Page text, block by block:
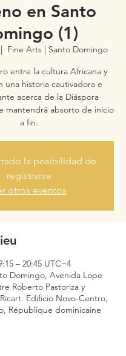
en Santo
(1)
Fine Arts | Santo Domingo
entre la cultura Africana y
una historia cautivadora e
acerca de la Diáspora
mantendrá absorto de inicio
a fin.⁣
la posibilidad de
registrarse
otros eventos
– 20:45 UTC−4
Domingo, Avenida Lope
Roberto Pastoriza y
Edificio Novo-Centro,
République dominicaine